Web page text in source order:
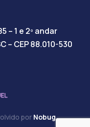
– 1 e 2º andar
– CEP 88.010-530
por Nobug